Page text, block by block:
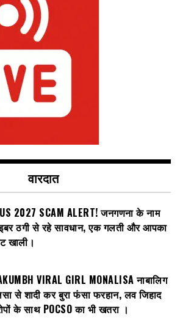
वारदात
2027 SCAM ALERT! जनगणना के नाम
ठगी से रहे सावधान, एक गलती और आपका
खाली।
VIRAL GIRL MONALISA नाबालिग
से शादी कर बुरा फंसा फरहान, लव जिहाद
के साथ POCSO का भी खतरा ।